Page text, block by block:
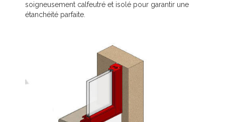
soigneusement calfeutré et isolé pour garantir une
étanchéité parfaite.